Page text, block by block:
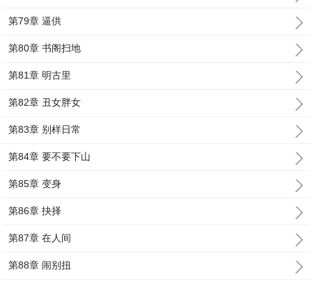
第79章 逼供
第80章 书阁扫地
第81章 明古里
第82章 丑女胖女
第83章 别样日常
第84章 要不要下山
第85章 变身
第86章 抉择
第87章 在人间
第88章 闹别扭